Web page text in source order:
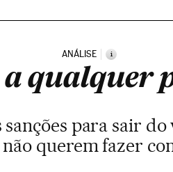
ANÁLISE i
a qualquer
para sair
querem fazer